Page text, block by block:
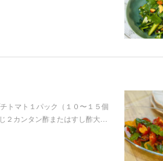
トマト１パック（１０〜１５個
２カンタン酢またはすし酢大…